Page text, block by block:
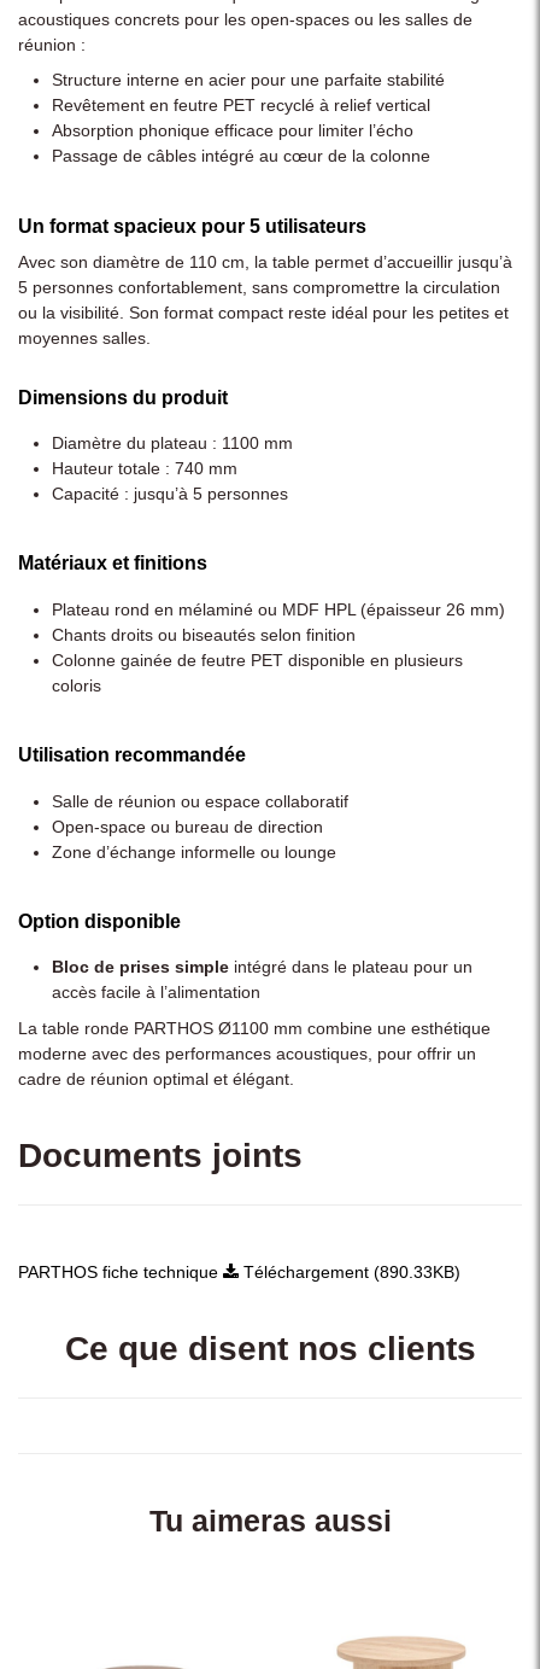
acoustiques concrets pour les open-spaces ou les salles de
réunion :
Structure interne en acier pour une parfaite stabilité
Revêtement en feutre PET recyclé à relief vertical
Absorption phonique efficace pour limiter l’écho
Passage de câbles intégré au cœur de la colonne
Un format spacieux pour 5 utilisateurs
Avec son diamètre de 110 cm, la table permet d’accueillir jusqu’à
5 personnes confortablement, sans compromettre la circulation
ou la visibilité. Son format compact reste idéal pour les petites et
moyennes salles.
Dimensions du produit
Diamètre du plateau : 1100 mm
Hauteur totale : 740 mm
Capacité : jusqu’à 5 personnes
Matériaux et finitions
Plateau rond en mélaminé ou MDF HPL (épaisseur 26 mm)
Chants droits ou biseautés selon finition
Colonne gainée de feutre PET disponible en plusieurs
coloris
Utilisation recommandée
Salle de réunion ou espace collaboratif
Open-space ou bureau de direction
Zone d’échange informelle ou lounge
Option disponible
Bloc de prises simple intégré dans le plateau pour un
accès facile à l’alimentation
La table ronde PARTHOS Ø1100 mm combine une esthétique
moderne avec des performances acoustiques, pour offrir un
cadre de réunion optimal et élégant.
Documents joints
PARTHOS fiche technique Téléchargement (890.33KB)
Ce que disent nos clients
Tu aimeras aussi